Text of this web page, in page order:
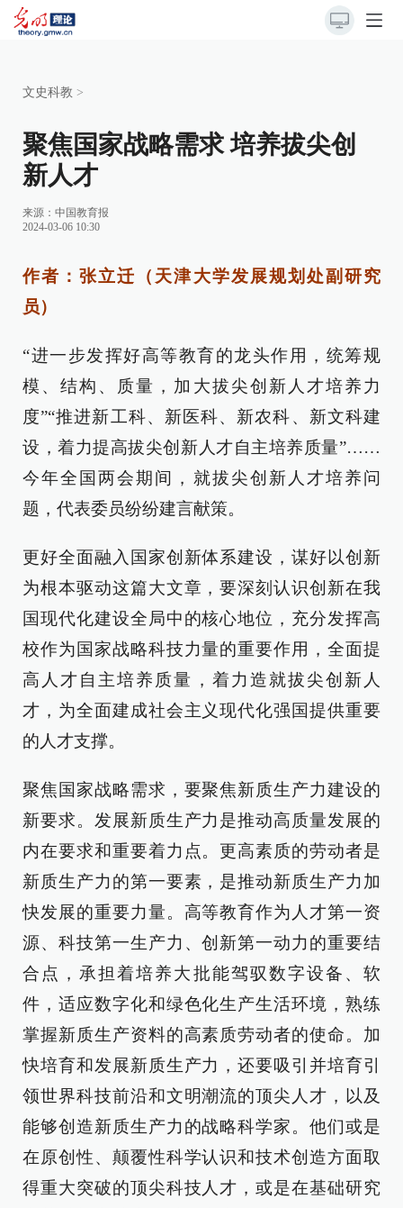
文史科教 >
聚焦国家战略需求 培养拔尖创
新人才
来源： 中国教育报
2024-03-06 10:30
作者：张立迁（天津大学发展规划处副研究
员）
“进一步发挥好高等教育的龙头作用，统筹规
模、结构、质量，加大拔尖创新人才培养力
度”“推进新工科、新医科、新农科、新文科建
设，着力提高拔尖创新人才自主培养质量”……
今年全国两会期间，就拔尖创新人才培养问
题，代表委员纷纷建言献策。
更好全面融入国家创新体系建设，谋好以创新
为根本驱动这篇大文章，要深刻认识创新在我
国现代化建设全局中的核心地位，充分发挥高
校作为国家战略科技力量的重要作用，全面提
高人才自主培养质量，着力造就拔尖创新人
才，为全面建成社会主义现代化强国提供重要
的人才支撑。
聚焦国家战略需求，要聚焦新质生产力建设的
新要求。发展新质生产力是推动高质量发展的
内在要求和重要着力点。更高素质的劳动者是
新质生产力的第一要素，是推动新质生产力加
快发展的重要力量。高等教育作为人才第一资
源、科技第一生产力、创新第一动力的重要结
合点，承担着培养大批能驾驭数字设备、软
件，适应数字化和绿色化生产生活环境，熟练
掌握新质生产资料的高素质劳动者的使命。加
快培育和发展新质生产力，还要吸引并培育引
领世界科技前沿和文明潮流的顶尖人才，以及
能够创造新质生产力的战略科学家。他们或是
在原创性、颠覆性科学认识和技术创造方面取
得重大突破的顶尖科技人才，或是在基础研究